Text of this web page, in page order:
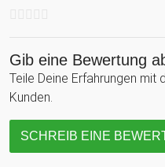
Gib eine Bewertung
Teile Deine Erfahrungen mit
Kunden.
SCHREIB EINE